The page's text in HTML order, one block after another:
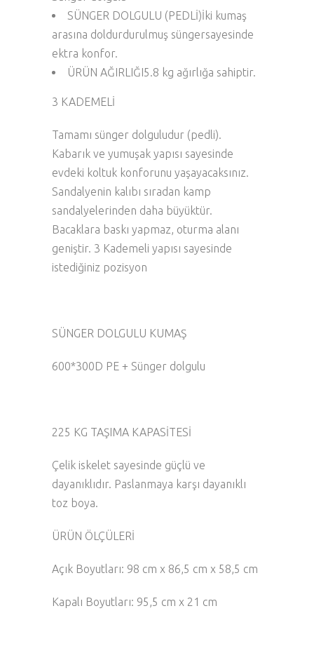
SÜNGER DOLGULU (PEDLİ)İki kumaş
arasına doldurdurulmuş süngersayesinde
ektra konfor.
ÜRÜN AĞIRLIĞI 5.8 kg ağırlığa sahiptir.
3 KADEMELİ
Tamamı sünger dolguludur (pedli).
Kabarık ve yumuşak yapısı sayesinde
evdeki koltuk konforunu yaşayacaksınız.
Sandalyenin kalıbı sıradan kamp
sandalyelerinden daha büyüktür.
Bacaklara baskı yapmaz, oturma alanı
geniştir. 3 Kademeli yapısı sayesinde
istediğiniz pozisyon
SÜNGER DOLGULU KUMAŞ
600*300D PE + Sünger dolgulu
225 KG TAŞIMA KAPASİTESİ
Çelik iskelet sayesinde güçlü ve
dayanıklıdır. Paslanmaya karşı dayanıklı
toz boya.
ÜRÜN ÖLÇÜLERİ
Açık Boyutları: 98 cm x 86,5 cm x 58,5 cm
Kapalı Boyutları: 95,5 cm x 21 cm